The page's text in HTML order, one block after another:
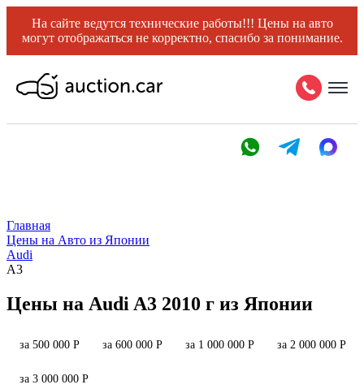
На сайте ведутся технические работы!!! Цены на авто
могут отображаться не корректно, спасибо за понимание.
Главная
Цены на Авто из Японии
Audi
A3
Цены на Audi A3 2010 г из Японии
за 500 000 Р за 600 000 Р за 1 000 000 Р за 2 000 000 Р
за 3 000 000 Р